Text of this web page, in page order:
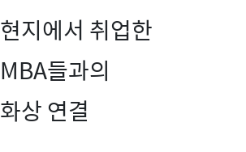
현지에서 취업한
MBA들과의
화상 연결